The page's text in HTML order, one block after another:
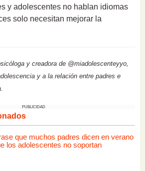
y adolescentes no hablan idiomas
solo necesitan mejorar la
y creadora de @miadolescenteyyo,
y a la relación entre padres e
PUBLICIDAD
que muchos padres dicen en verano
los adolescentes no soportan